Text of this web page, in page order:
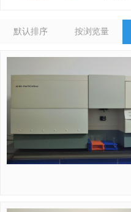
默认排序 按浏览量